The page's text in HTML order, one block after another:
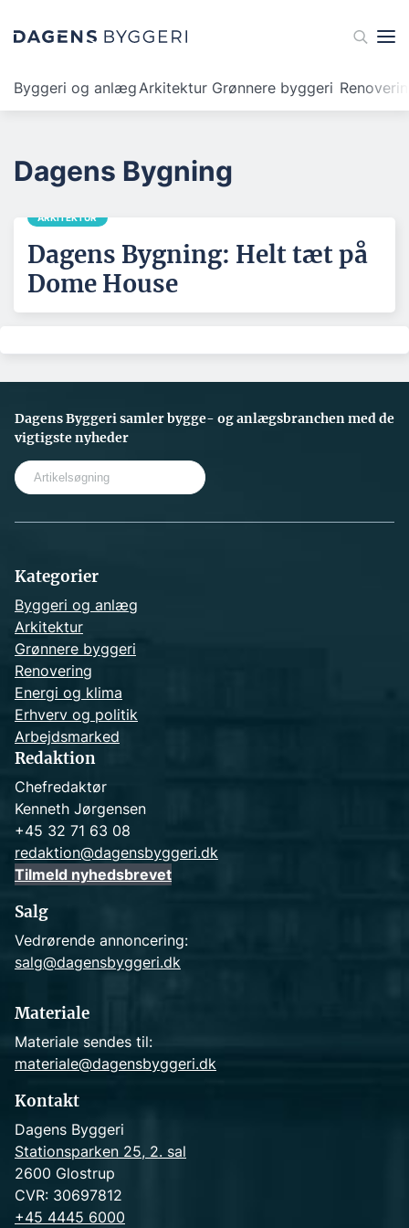
Byggeri og anlægArkitektur Grønnere byggeri
Dagens Bygning
ARKITEKTUR
Dagens Bygning: Helt tæt på
Dome House
Dagens Byggeri samler bygge- og anlægsbranchen med de
vigtigste nyheder
Kategorier
Byggeri og anlæg
Arkitektur
Grønnere byggeri
Renovering
Energi og klima
Erhverv og politik
Arbejdsmarked
Redaktion
Chefredaktør
Kenneth Jørgensen
+45 32 71 63 08
redaktion@dagensbyggeri.dk
Tilmeld nyhedsbrevet
Salg
Vedrørende annoncering:
salg@dagensbyggeri.dk
Materiale
Materiale sendes til:
materiale@dagensbyggeri.dk
Kontakt
Dagens Byggeri
Stationsparken 25, 2. sal
2600 Glostrup
CVR: 30697812
+45 4445 6000